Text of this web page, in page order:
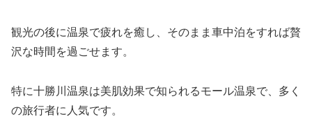
観光の後に温泉で疲れを癒し、そのまま車中泊をすれば贅
沢な時間を過ごせます。
特に十勝川温泉は美肌効果で知られるモール温泉で、多く
の旅行者に人気です。